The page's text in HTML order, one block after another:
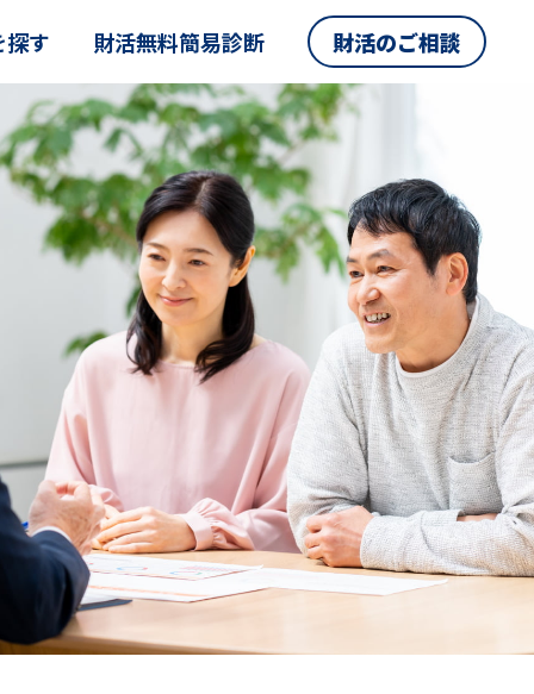
探す 財活無料簡易診断 財活のご相談